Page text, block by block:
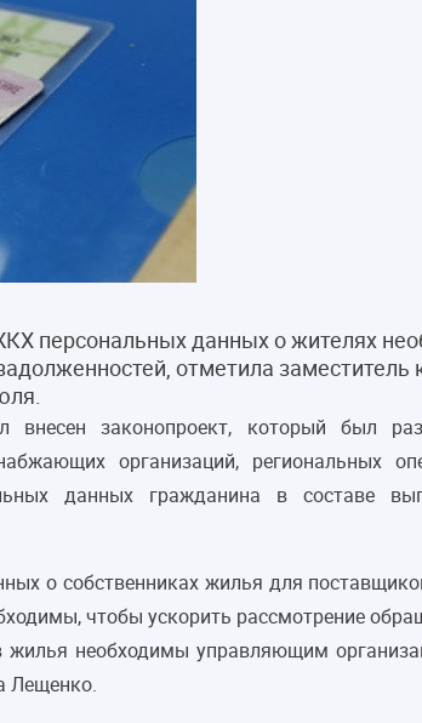
персональных данных о жителях
отметила
законопроект, который был
организаций,
данных гражданина в составе
о собственниках жилья для
чтобы ускорить рассмотрение
жилья необходимы управляющим
Лещенко.